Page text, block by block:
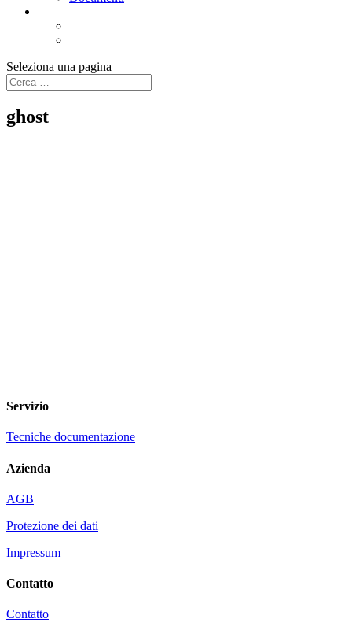
Seleziona una pagina
ghost
Servizio
Tecniche documentazione
Azienda
AGB
Protezione dei dati
Impressum
Contatto
Contatto